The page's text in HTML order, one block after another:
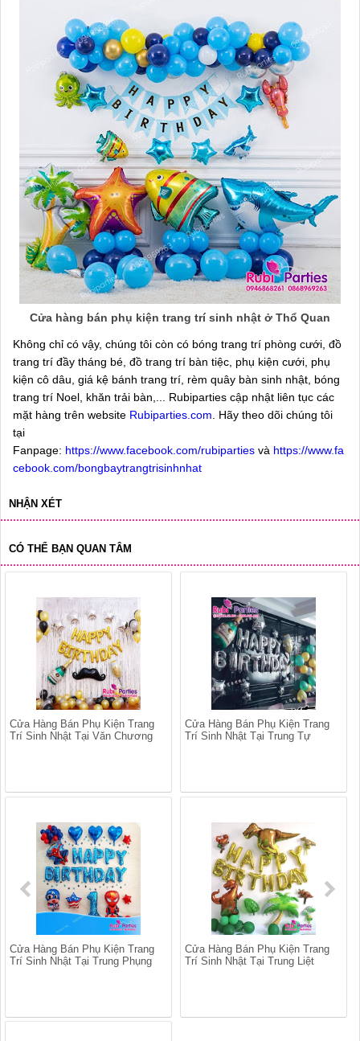
Cửa hàng bán phụ kiện trang trí sinh nhật ở Thổ Quan
Không chỉ có vậy, chúng tôi còn có bóng trang trí phòng cưới, đồ
trang trí đầy tháng bé, đồ trang trí bàn tiệc, phụ kiện cưới, phụ
kiện cô dâu, giá kệ bánh trang trí, rèm quây bàn sinh nhật, bóng
trang trí Noel, khăn trải bàn,... Rubiparties cập nhật liên tục các
mặt hàng trên website Rubiparties.com . Hãy theo dõi chúng tôi
tại
Fanpage: https://www.facebook.com/rubiparties và https://www.fa
cebook.com/bongbaytrangtrisinhnhat
NHẬN XÉT
CÓ THỂ BẠN QUAN TÂM
Cửa Hàng Bán Phụ Kiện Trang
Trí Sinh Nhật Tại Văn Chương
Cửa Hàng Bán Phụ Kiện Trang
Trí Sinh Nhật Tại Trung Tự
Cửa Hàng Bán Phụ Kiện Trang
Trí Sinh Nhật Tại Trung Phụng
Cửa Hàng Bán Phụ Kiện Trang
Trí Sinh Nhật Tại Trung Liệt